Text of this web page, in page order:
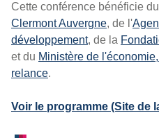
Cette conférence bénéficie
Clermont Auvergne, de l'
développement, de la
et du Ministère de
relance.
Voir le programme (Site de